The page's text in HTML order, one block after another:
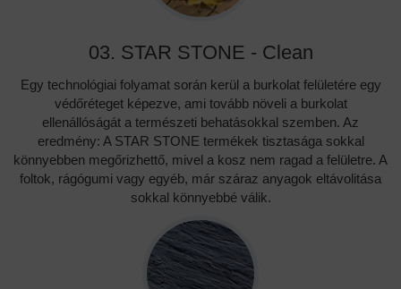
Egy technológiai folyamat során kerül a burkolat felületére egy
védőréteget képezve, ami tovább növeli a burkolat
ellenállóságát a természeti behatásokkal szemben. Az
eredmény: A STAR STONE termékek tisztasága sokkal
könnyebben megőrizhettő, mivel a kosz nem ragad a felületre. A
foltok, rágógumi vagy egyéb, már száraz anyagok eltávolitása
sokkal könnyebbé válik.